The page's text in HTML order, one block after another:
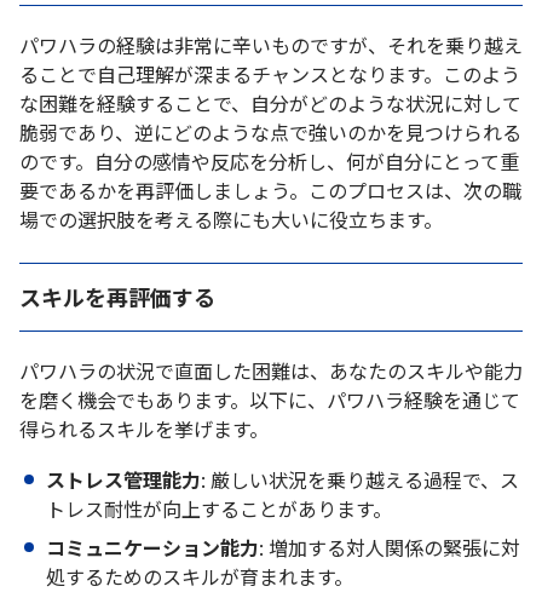
パワハラの経験は非常に辛いものですが、それを乗り越え
ることで自己理解が深まるチャンスとなります。このよう
な困難を経験することで、自分がどのような状況に対して
脆弱であり、逆にどのような点で強いのかを見つけられる
のです。自分の感情や反応を分析し、何が自分にとって重
要であるかを再評価しましょう。このプロセスは、次の職
場での選択肢を考える際にも大いに役立ちます。
スキルを再評価する
パワハラの状況で直面した困難は、あなたのスキルや能力
を磨く機会でもあります。以下に、パワハラ経験を通じて
得られるスキルを挙げます。
ストレス管理能力: 厳しい状況を乗り越える過程で、ス
トレス耐性が向上することがあります。
コミュニケーション能力: 増加する対人関係の緊張に対
処するためのスキルが育まれます。